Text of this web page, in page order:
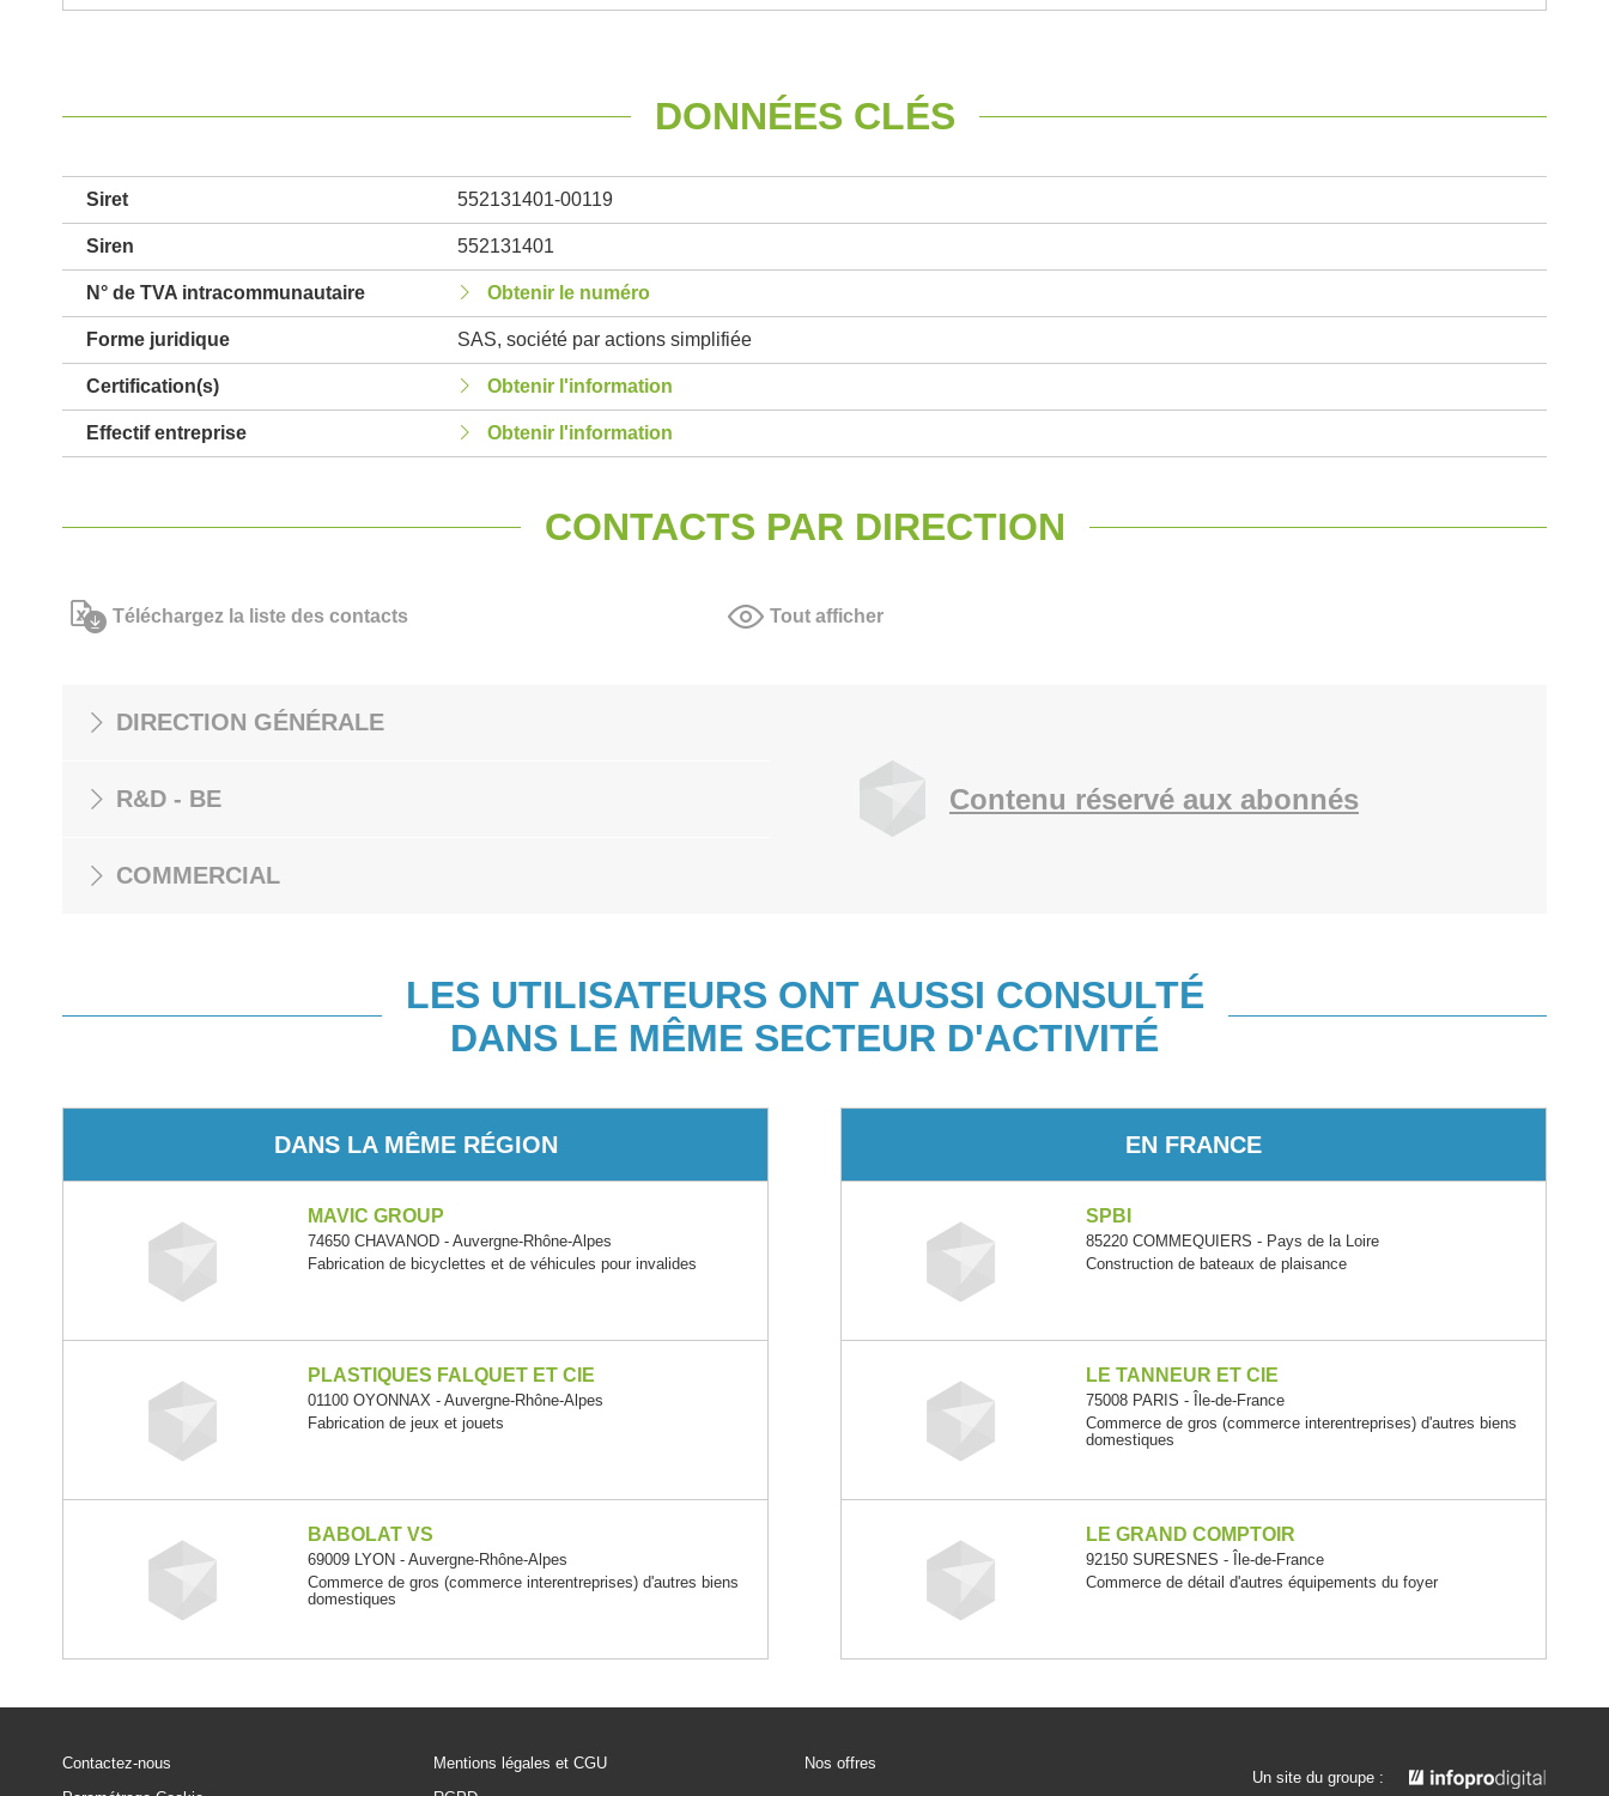
DONNÉES CLÉS
Siret 552131401-00119
Siren 552131401
N° de TVA intracommunautaire Obtenir le numéro
Forme juridique SAS, société par actions simplifiée
Certification(s) Obtenir l'information
Effectif entreprise Obtenir l'information
CONTACTS PAR DIRECTION
Téléchargez la liste des contacts Tout afficher
DIRECTION GÉNÉRALE
R&D - BE
COMMERCIAL
Contenu réservé aux abonnés
LES UTILISATEURS ONT AUSSI CONSULTÉ
DANS LE MÊME SECTEUR D'ACTIVITÉ
DANS LA MÊME RÉGION
MAVIC GROUP
74650 CHAVANOD - Auvergne-Rhône-Alpes
Fabrication de bicyclettes et de véhicules pour invalides
PLASTIQUES FALQUET ET CIE
01100 OYONNAX - Auvergne-Rhône-Alpes
Fabrication de jeux et jouets
BABOLAT VS
69009 LYON - Auvergne-Rhône-Alpes
Commerce de gros (commerce interentreprises) d'autres biens
domestiques
EN FRANCE
SPBI
85220 COMMEQUIERS - Pays de la Loire
Construction de bateaux de plaisance
LE TANNEUR ET CIE
75008 PARIS - Île-de-France
Commerce de gros (commerce interentreprises) d'autres biens
domestiques
LE GRAND COMPTOIR
92150 SURESNES - Île-de-France
Commerce de détail d'autres équipements du foyer
Contactez-nous
Mentions légales et CGU
Nos offres
Un site du groupe :